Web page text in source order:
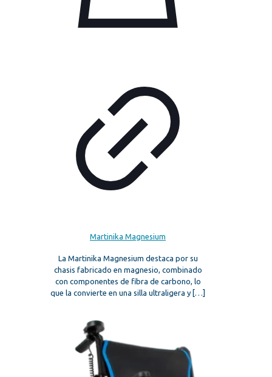
Martinika Magnesium
La Martinika Magnesium destaca por su
chasis fabricado en magnesio, combinado
con componentes de fibra de carbono, lo
que la convierte en una silla ultraligera y […]